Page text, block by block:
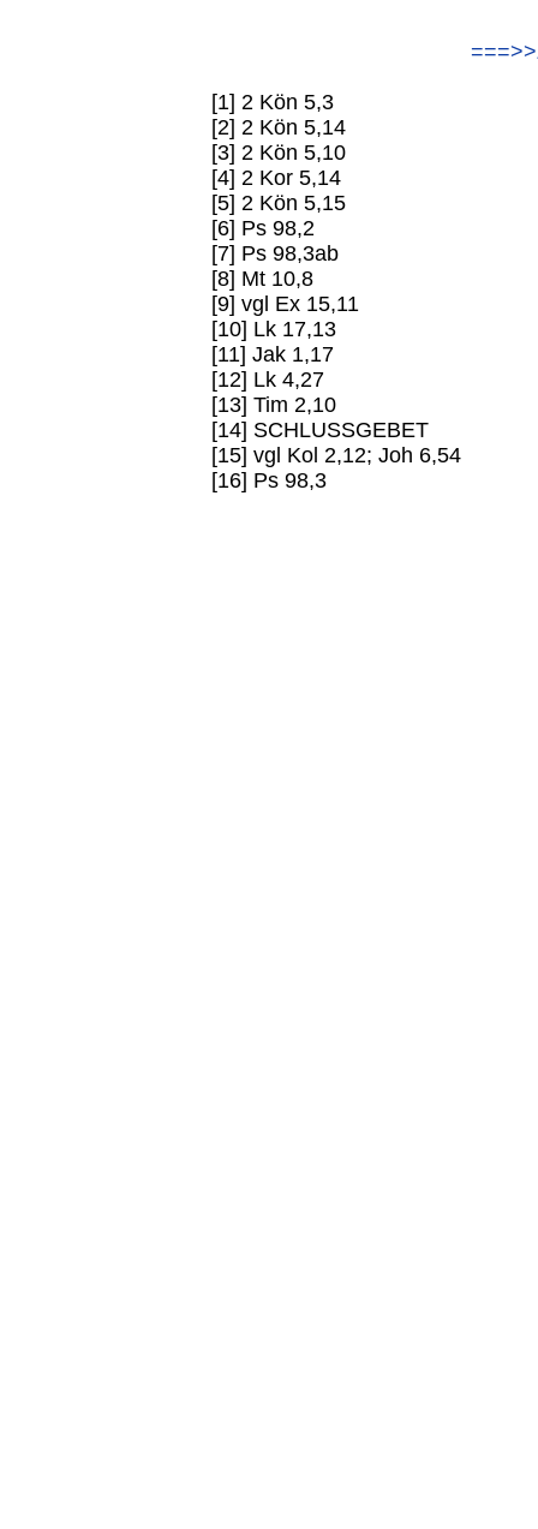
[1] 2 Kön 5,3
[2] 2 Kön 5,14
[3] 2 Kön 5,10
[4] 2 Kor 5,14
[5] 2 Kön 5,15
[6] Ps 98,2
[7] Ps 98,3ab
[8] Mt 10,8
[9] vgl Ex 15,11
[10] Lk 17,13
[11] Jak 1,17
[12] Lk 4,27
[13] Tim 2,10
[14] SCHLUSSGEBET
[15] vgl Kol 2,12; Joh 6,54
[16] Ps 98,3